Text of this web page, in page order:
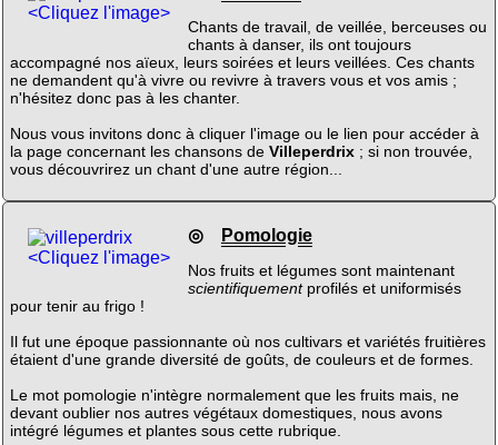
<Cliquez l'image>
Chants de travail, de veillée, berceuses ou
chants à danser, ils ont toujours
accompagné nos aïeux, leurs soirées et leurs veillées. Ces chants
ne demandent qu'à vivre ou revivre à travers vous et vos amis ;
n'hésitez donc pas à les chanter.
Nous vous invitons donc à cliquer l'image ou le lien pour accéder à
la page concernant les chansons de Villeperdrix; si non trouvée,
vous découvrirez un chant d'une autre région...
<Cliquez l'image>
◎ Pomologie
Nos fruits et légumes sont maintenant
scientifiquementprofilés et uniformisés
pour tenir au frigo !
Il fut une époque passionnante où nos cultivars et variétés fruitières
étaient d'une grande diversité de goûts, de couleurs et de formes.
Le mot pomologie n'intègre normalement que les fruits mais, ne
devant oublier nos autres végétaux domestiques, nous avons
intégré légumes et plantes sous cette rubrique.